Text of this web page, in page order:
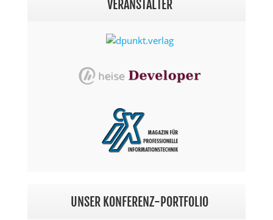
VERANSTALTER
UNSER KONFERENZ-PORTFOLIO